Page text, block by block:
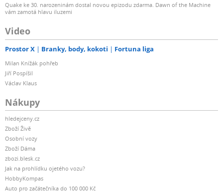
Quake ke 30. narozeninám dostal novou epizodu zdarma. Dawn of the Machine
vám zamotá hlavu iluzemi
Video
Prostor X Branky, body, kokoti Fortuna liga
Milan Knížák pohřeb
Jiří Pospíšil
Václav Klaus
Nákupy
hledejceny.cz
Zboží Živě
Osobní vozy
Zboží Dáma
zbozi.blesk.cz
Jak na prohlídku ojetého vozu?
HobbyKompas
Auto pro začátečníka do 100 000 Kč